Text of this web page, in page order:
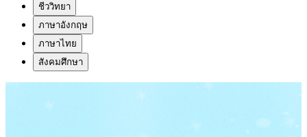
ชีววิทยา
ภาษาอังกฤษ
ภาษาไทย
สังคมศึกษา